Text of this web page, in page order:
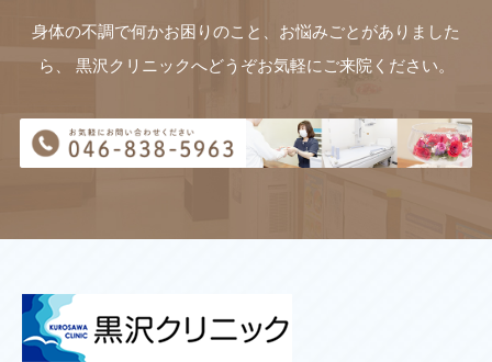
身体の不調で何かお困りのこと、お悩みごとがありました
ら、
黒沢クリニックへどうぞお気軽にご来院ください。